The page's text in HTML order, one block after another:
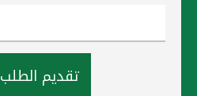
تقديم الطلب